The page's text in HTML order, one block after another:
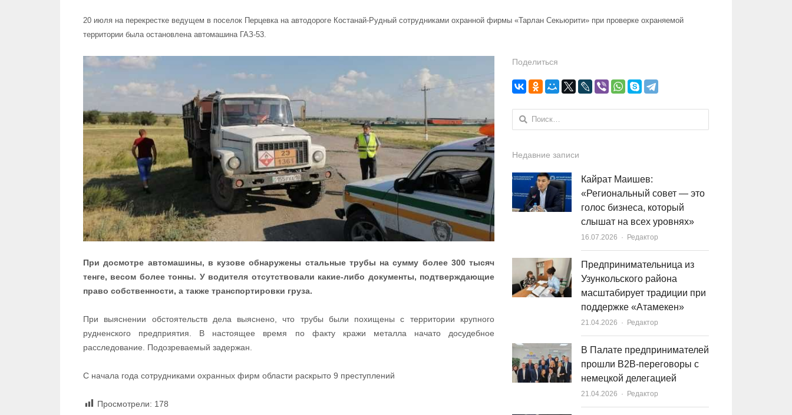
20 июля на перекрестке ведущем в поселок Перцевка на автодороге Костанай-Рудный сотрудниками охранной фирмы «Тарлан Секьюрити» при проверке охраняемой
территории была остановлена автомашина ГАЗ-53.
При досмотре автомашины, в кузове обнаружены стальные трубы на сумму более 300 тысяч
тенге, весом более тонны. У водителя отсутствовали какие-либо документы, подтверждающие
право собственности, а также транспортировки груза.
При выяснении обстоятельств дела выяснено, что трубы были похищены с территории крупного
рудненского предприятия. В настоящее время по факту кражи металла начато досудебное
расследование. Подозреваемый задержан.
С начала года сотрудниками охранных фирм области раскрыто 9 преступлений
Просмотрели: 178
Поделиться
Найти:
Недавние записи
Кайрат Маишев:
«Региональный совет — это
голос бизнеса, который
слышат на всех уровнях»
16.07.2026 Author
Редактор
Предпринимательница из
Узункольского района
масштабирует традиции при
поддержке «Атамекен»
21.04.2026 Author
Редактор
В Палате предпринимателей
прошли B2B-переговоры с
немецкой делегацией
21.04.2026 Author
Редактор